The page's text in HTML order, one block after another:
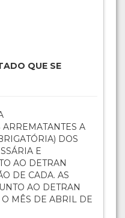
QUE SE
A
DOS
E
AO DETRAN
DE CADA. AS
AO DETRAN
O MÊS DE ABRIL DE